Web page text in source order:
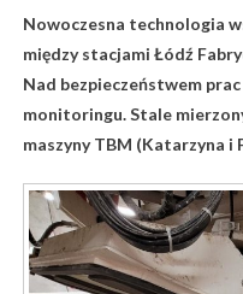
Nowoczesna technologia
między stacjami Łódź
Nad bezpieczeństwem
monitoringu. Stale
maszyny TBM (Katarzyna i